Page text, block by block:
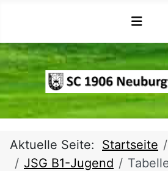
Aktuelle Seite: Startseite
JSG B1-Jugend